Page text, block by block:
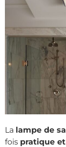
La lampe de
fois pratique